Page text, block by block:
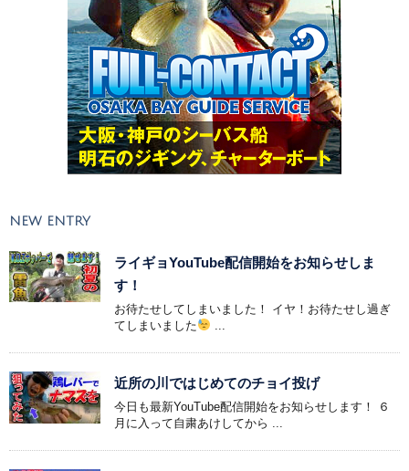
NEW ENTRY
ライギョYouTube配信開始をお知らせしま
す！
お待たせしてしまいました！ イヤ！お待たせし過ぎ
てしまいました
近所の川ではじめてのチョイ投げ
今日も最新YouTube配信開始をお知らせします！ ６
月に入って自粛あけしてから ...